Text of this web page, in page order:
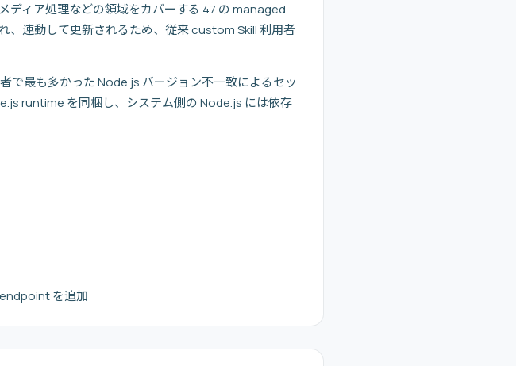
ディア処理などの領域をカバーする 47 の managed
、連動して更新されるため、従来 custom Skill 利用者
で最も多かった Node.js バージョン不一致によるセッ
runtime を同梱し、システム側の Node.js には依存
を追加